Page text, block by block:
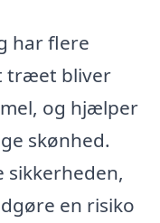
har flere
træet bliver
og hjælper
skønhed.
sikkerheden,
en risiko